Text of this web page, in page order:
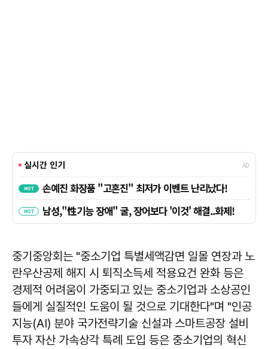
중기중앙회는 "중소기업 특별세액감면 일몰 연장과 노
란우산공제 해지 시 퇴직소득세 적용요건 완화 등은
경제적 어려움이 가중되고 있는 중소기업과 소상공인
들에게 실질적인 도움이 될 것으로 기대한다"며 "인공
지능(AI) 분야 국가전략기술 신설과 스마트공장 설비
투자 자산 가속상각 특례 도입 등은 중소기업의 혁신